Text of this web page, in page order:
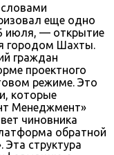
еще одно
июля, — открытие
городом Шахты.
граждан
проектного
режиме. Это
которые
Менеджмент»
чиновника
обратной
структура